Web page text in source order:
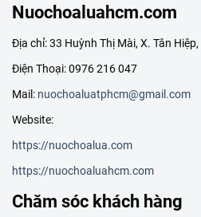
Nuochoaluahcm.com
Địa chỉ: 33 Huỳnh Thị Mài, X. Tân
Điện Thoại: 0976 216 047
Mail: nuochoaluatphcm@gmail.com
Website:
https://nuochoalua.com
https://nuochoaluahcm.com
Chăm sóc khách hàng